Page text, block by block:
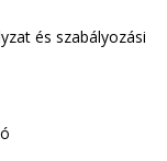
és szabályozási